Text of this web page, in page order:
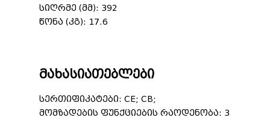
სიღრმე (მმ): 392
წონა (კგ): 17.6
მახასიათებლები
სერთიფიკატები: CE; CB;
მომზადების ფუნქციების რაოდენობა: 3